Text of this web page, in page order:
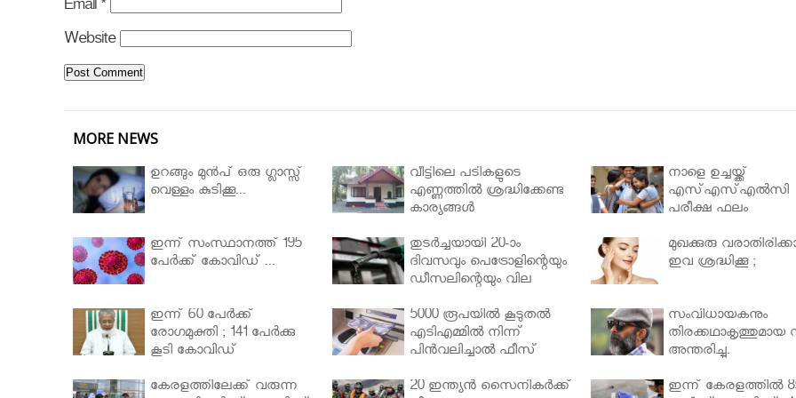
Email *
Website
MORE NEWS
ഉറങ്ങും മുന്‍പ് ഒരു ഗ്ലാസ്സ്
വെള്ളം കുടിക്കൂ...
വീട്ടിലെ പടികളുടെ
എണ്ണത്തിൽ ശ്രദ്ധിക്കേണ്ട
കാര്യങ്ങൾ
നാളെ ഉച്ചയ്ക്ക്
എസ്എസ്എല്‍സി
പരീക്ഷ ഫലം
ഇന്ന് സംസ്ഥാനത്ത് 195
പേര്‍ക്ക് കോവിഡ് ...
തുടർച്ചയായി 20-ാം
ദിവസവും പെട്രോളിന്റെയും
ഡീസലിന്റെയും വില
മുഖക്കുരു
ഇവ ശ്രദ്ധിക്കൂ ;
ഇന്ന് 60 പേർക്ക്
രോഗമുക്തി ; 141 പേര്‍ക്കു
കൂടി കോവിഡ്
5000 രൂപയിൽ കൂടുതൽ
എടിഎമ്മിൽ നിന്ന്
പിൻവലിച്ചാൽ ഫീസ്
സംവിധായകനും
തിരക്കഥാകൃത്തുമായ
അന്തരിച്ചു.
കേരളത്തിലേക്ക് വരുന്ന
20 ഇന്ത്യൻ സൈനികർക്ക്
ഇന്ന് കേരളത്തിൽ